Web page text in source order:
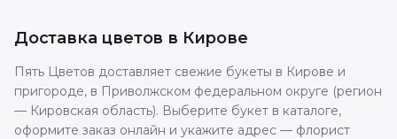
Доставка цветов в Кирове
Пять Цветов доставляет свежие букеты в Кирове и
пригороде, в Приволжском федеральном округе (регион
— Кировская область). Выберите букет в каталоге,
оформите заказ онлайн и укажите адрес — флорист